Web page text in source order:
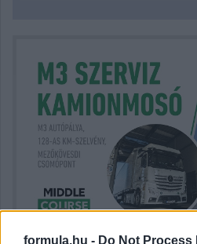
formula.hu - Do Not Process